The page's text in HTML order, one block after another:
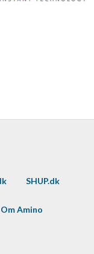
SHUP.dk
Om Amino